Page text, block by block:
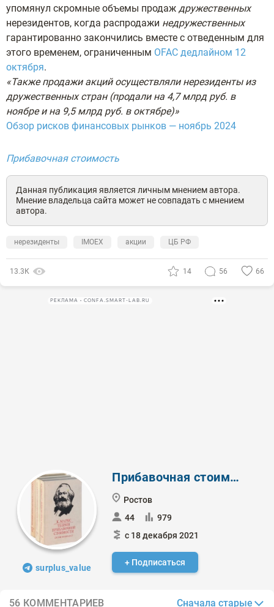
упомянул скромные объемы продаж дружественных
нерезидентов, когда распродажи недружественных
гарантированно закончились вместе с отведенным для
этого временем, ограниченным OFAC дедлайном 12
октября.
«Также продажи акций осуществляли нерезиденты из
дружественных стран (продали на 4,7 млрд руб. в
ноябре и на 9,5 млрд руб. в октябре)»
Обзор рисков финансовых рынков — ноябрь 2024
Прибавочная стоимость
Данная публикация является личным мнением автора.
Мнение владельца сайта может не совпадать с мнением
автора.
нерезиденты IMOEX акции ЦБ РФ
13.3К 14 56 66
РЕКЛАМА • CONFA.SMART-LAB.RU
surplus_value
Прибавочная стоимость
Ростов
44
979
с 18 декабря 2021
+ Подписаться
56 КОММЕНТАРИЕВ Сначала старые